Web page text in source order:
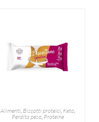
Alimenti Biscotti proteici Keto
Perdita peso,Proteine